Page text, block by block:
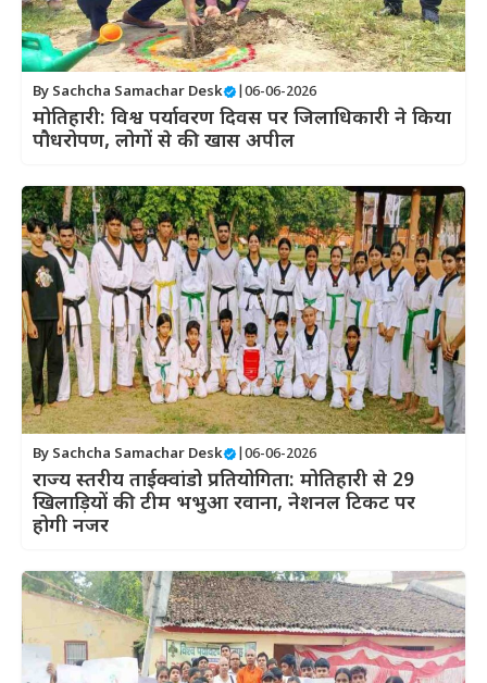
By Sachcha Samachar Desk 06-06-2026
मोतिहारी: विश्व पर्यावरण दिवस पर जिलाधिकारी ने किया
पौधरोपण, लोगों से की खास अपील
By Sachcha Samachar Desk 06-06-2026
राज्य स्तरीय ताईक्वांडो प्रतियोगिता: मोतिहारी से 29
खिलाड़ियों की टीम भभुआ रवाना, नेशनल टिकट पर
होगी नजर